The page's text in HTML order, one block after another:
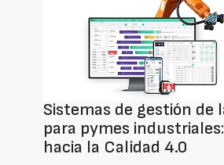
Sistemas de gestión de
para pymes
hacia la Calidad 4.0